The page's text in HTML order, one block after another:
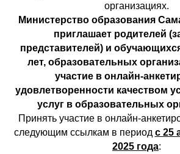
организациях.
Министерство образования
приглашает родителей
представителей) и
лет, образовательных
участие в онлайн-
удовлетворенности качеством
услуг в образовательных
Принять участие в онлайн-
следующим ссылкам в период с 25
2025 года: